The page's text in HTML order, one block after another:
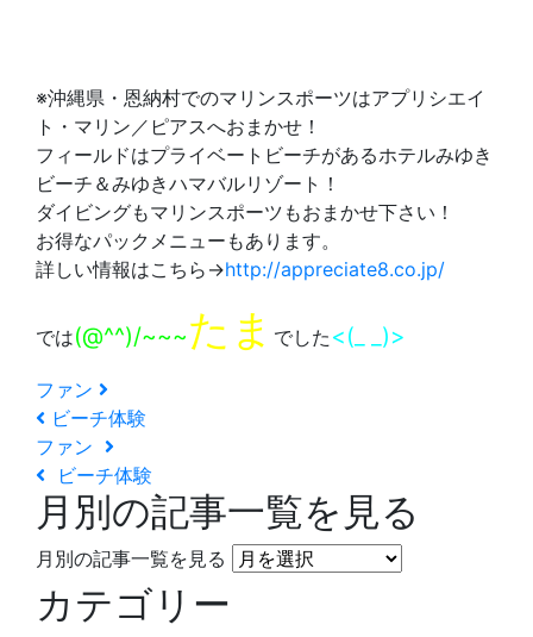
※沖縄県・恩納村でのマリンスポーツはアプリシエイ
ト・マリン／ピアスへおまかせ！
フィールドはプライベートビーチがあるホテルみゆき
ビーチ＆みゆきハマバルリゾート！
ダイビングもマリンスポーツもおまかせ下さい！
お得なパックメニューもあります。
詳しい情報はこちら→http://appreciate8.co.jp/
では(@^^)/~~~たま でした <(_ _)>
ファン
ビーチ体験
ファン
ビーチ体験
月別の記事一覧を見る
月別の記事一覧を見る
カテゴリー